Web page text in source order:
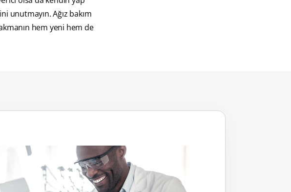
unutmayın. Ağız bakım
hem yeni hem de